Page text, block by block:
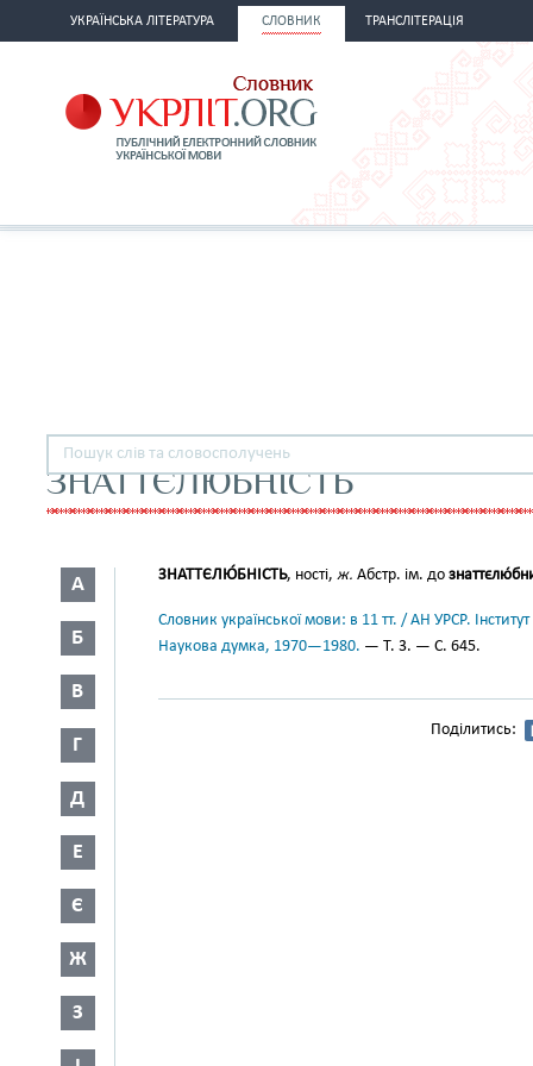
УКРАЇНСЬКА ЛІТЕРАТУРА СЛОВНИК ТРАНСЛІТЕРАЦІЯ
ЗНАТТЄЛЮБНІСТЬ
А
Б
В
Г
Д
Е
Є
Ж
З
ЗНАТТЄЛЮ́БНІСТЬ, ності, ж. Абстр. ім. до
Словник української мови: в 11 тт. / АН УРСР.
Наукова думка, 1970—1980. — Т. 3. — С. 645.
Поділитись: